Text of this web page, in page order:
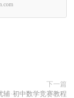
下一篇
辅·初中数学竞赛教程